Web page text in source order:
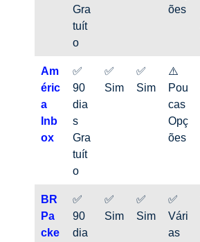
Gra
tuít
o
ões
Am
éric
a
Inb
ox
✅
90
dia
s
Gra
tuít
o
✅
Sim
✅
Sim
⚠️
Pou
cas
Opç
ões
BR
Pa
cke
✅
90
dia
✅
Sim
✅
Sim
✅
Vári
as